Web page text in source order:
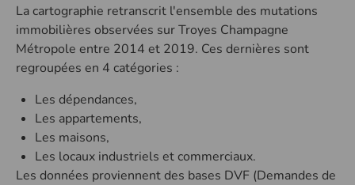
La cartographie retranscrit l'ensemble des mutations
immobilières observées sur Troyes Champagne
Métropole entre 2014 et 2019. Ces dernières sont
regroupées en 4 catégories :
Les dépendances,
Les appartements,
Les maisons,
Les locaux industriels et commerciaux.
Les données proviennent des bases DVF (Demandes de